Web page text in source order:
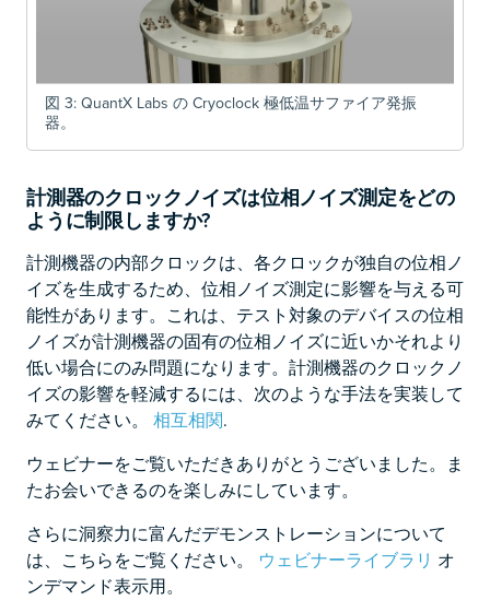
図 3: QuantX Labs の Cryoclock 極低温サファイア発振
器。
計測器のクロックノイズは位相ノイズ測定をどの
ように制限しますか?
計測機器の内部クロックは、各クロックが独自の位相ノ
イズを生成するため、位相ノイズ測定に影響を与える可
能性があります。これは、テスト対象のデバイスの位相
ノイズが計測機器の固有の位相ノイズに近いかそれより
低い場合にのみ問題になります。計測機器のクロックノ
イズの影響を軽減するには、次のような手法を実装して
みてください。 相互相関.
ウェビナーをご覧いただきありがとうございました。ま
たお会いできるのを楽しみにしています。
さらに洞察力に富んだデモンストレーションについて
は、こちらをご覧ください。 ウェビナーライブラリ オ
ンデマンド表示用。